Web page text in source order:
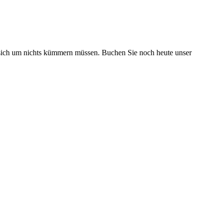
um nichts kümmern müssen. Buchen Sie noch heute unser